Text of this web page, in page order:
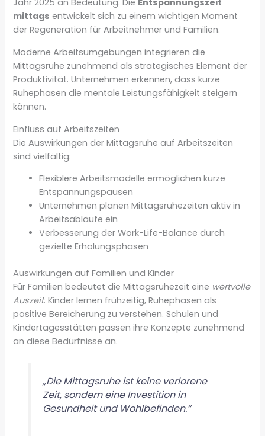
Jahr 2025 an Bedeutung. Die Entspannungszeit
mittags entwickelt sich zu einem wichtigen Moment
der Regeneration für Arbeitnehmer und Familien.
Moderne Arbeitsumgebungen integrieren die
Mittagsruhe zunehmend als strategisches Element der
Produktivität. Unternehmen erkennen, dass kurze
Ruhephasen die mentale Leistungsfähigkeit steigern
können.
Einfluss auf Arbeitszeiten
Die Auswirkungen der Mittagsruhe auf Arbeitszeiten
sind vielfältig:
Flexiblere Arbeitsmodelle ermöglichen kurze
Entspannungspausen
Unternehmen planen Mittagsruhezeiten aktiv in
Arbeitsabläufe ein
Verbesserung der Work-Life-Balance durch
gezielte Erholungsphasen
Auswirkungen auf Familien und Kinder
Für Familien bedeutet die Mittagsruhezeit eine wertvolle
Auszeit. Kinder lernen frühzeitig, Ruhephasen als
positive Bereicherung zu verstehen. Schulen und
Kindertagesstätten passen ihre Konzepte zunehmend
an diese Bedürfnisse an.
„Die Mittagsruhe ist keine verlorene
Zeit, sondern eine Investition in
Gesundheit und Wohlbefinden.“